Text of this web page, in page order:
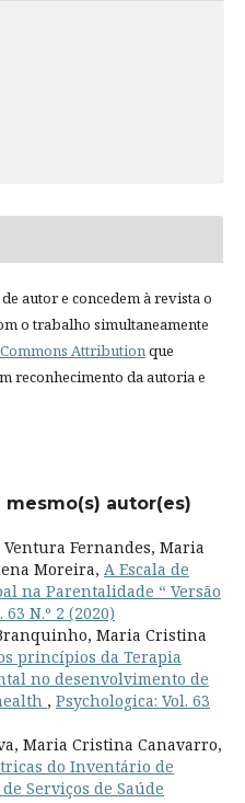
autor e concedem à revista o
o trabalho simultaneamente
Attributionque
reconhecimento da autoria e
autor(es)
Fernandes, Maria
Moreira, A Escala de
na Parentalidade “ Versão
N.º 2 (2020)
Maria Cristina
princípios da Terapia
no desenvolvimento de
, Psychologica: Vol. 63
Maria Cristina Canavarro,
do Inventário de
Serviços de Saúde